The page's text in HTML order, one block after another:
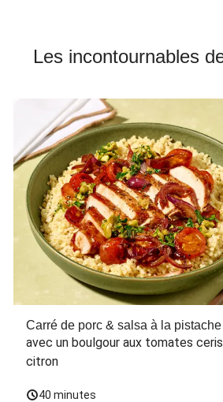
Les incontournables
Carré de porc & salsa à la pistache
avec un boulgour aux tomates
citron
40 minutes